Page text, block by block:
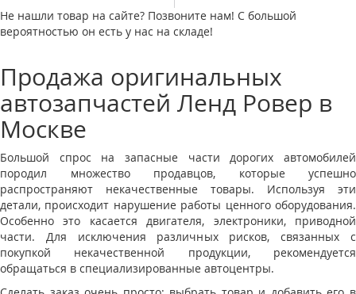
Не нашли товар на сайте? Позвоните нам! С большой
вероятностью он есть у нас на складе!
Продажа оригинальных
автозапчастей Ленд Ровер в
Москве
Большой спрос на запасные части дорогих автомобилей
породил множество продавцов, которые успешно
распространяют некачественные товары. Используя эти
детали, происходит нарушение работы ценного оборудования.
Особенно это касается двигателя, электроники, приводной
части. Для исключения различных рисков, связанных с
покупкой некачественной продукции, рекомендуется
обращаться в специализированные автоцентры.